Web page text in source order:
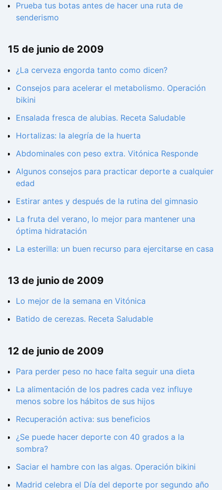
Prueba tus botas antes de hacer una ruta de
senderismo
15 de junio de 2009
¿La cerveza engorda tanto como dicen?
Consejos para acelerar el metabolismo. Operación
bikini
Ensalada fresca de alubias. Receta Saludable
Hortalizas: la alegría de la huerta
Abdominales con peso extra. Vitónica Responde
Algunos consejos para practicar deporte a cualquier
edad
Estirar antes y después de la rutina del gimnasio
La fruta del verano, lo mejor para mantener una
óptima hidratación
La esterilla: un buen recurso para ejercitarse en casa
13 de junio de 2009
Lo mejor de la semana en Vitónica
Batido de cerezas. Receta Saludable
12 de junio de 2009
Para perder peso no hace falta seguir una dieta
La alimentación de los padres cada vez influye
menos sobre los hábitos de sus hijos
Recuperación activa: sus beneficios
¿Se puede hacer deporte con 40 grados a la
sombra?
Saciar el hambre con las algas. Operación bikini
Madrid celebra el Día del deporte por segundo año